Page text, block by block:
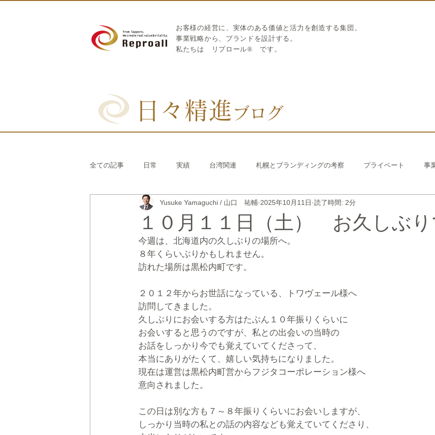
お客様の経営に、実体のある価値と活力を創造する集団。
​事業戦略から、ブランドを設計する。
私たちは
リプロール® です。
日々精進 ブログ
全ての記事 日常 実績 台湾関連 札幌とブランディングの考察 プライベート 事
リブランディング® さとうきび繊維のストロー 中国香港関連 韓国関連
CRMブランディング® デジタルマーケティングブランディング®
１０月１１日（土） お久しぶ
Yusuke Yamaguchi / 山口 祐輔 2025年10月11日 読了時間: 2分
今週は、北海道内の久しぶりの場所へ。
８年くらいぶりかもしれません。
訪れた場所は黒松内町です。
２０１２年からお世話になっている、トワヴェール様へ
訪問してきました。
久しぶりにお会いする方はたぶん１０年振りくらいに
お会いすると思うのですが、私との出会いの当時の
お話をしっかり今でも覚えていてくださって、
本当にありがたくて、嬉しい気持ちになりました。
現在は運営は黒松内町営からフジタコーポレーション様へ
意向されました。
この日は別な方も７～８年振りくらいにお会いしますが、
しっかり当時の私との話の内容なども覚えていてくださり、